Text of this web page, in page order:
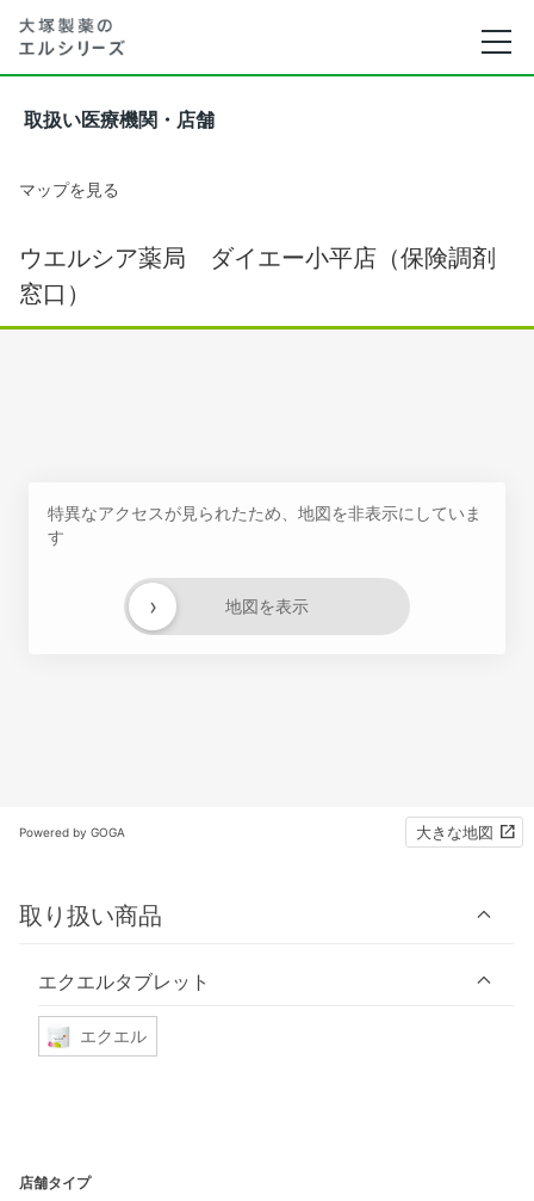
取扱い医療機関・店舗
マップを見る
ウエルシア薬局 ダイエー小平店（保険調剤
窓口）
特異なアクセスが見られたため、地図を非表示にしていま
す
地図を表示
›
Powered by GOGA 大きな地図
取り扱い商品
エクエルタブレット
エクエル
店舗タイプ